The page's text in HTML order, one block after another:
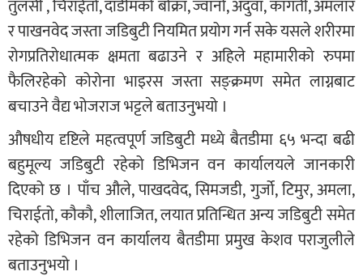
तुलसी , चिराईतो, दाडीमको बोक्रा, ज्वानो, अदुवा, कागती, अमलार
र पाखनवेद जस्ता जडिबुटी नियमित प्रयोग गर्न सके यसले शरीरमा
रोगप्रतिरोधात्मक क्षमता बढाउने र अहिले महामारीको रुपमा
फैलिरहेको कोरोना भाइरस जस्ता सङ्क्रमण समेत लाग्नबाट
बचाउने वैद्य भोजराज भट्टले बताउनुभयो ।
औषधीय दृष्टिले महत्वपूर्ण जडिबुटी मध्ये बैतडीमा ६५ भन्दा बढी
बहुमूल्य जडिबुटी रहेको डिभिजन वन कार्यालयले जानकारी
दिएको छ । पाँच औले, पाखदवेद, सिमजडी, गुर्जो, टिमुर, अमला,
चिराईतो, कौकौ, शीलाजित, लयात प्रतिन्धित अन्य जडिबुटी समेत
रहेको डिभिजन वन कार्यालय बैतडीमा प्रमुख केशव पराजुलीले
बताउनुभयो ।